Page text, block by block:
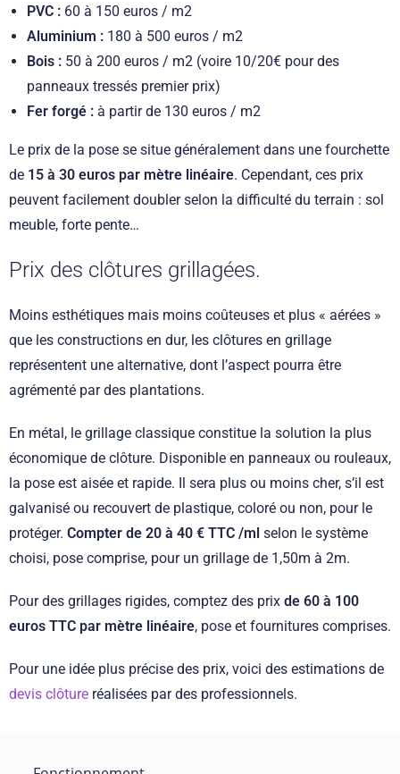
PVC : 60 à 150 euros / m2
Aluminium : 180 à 500 euros / m2
Bois : 50 à 200 euros / m2 (voire 10/20€ pour des
panneaux tressés premier prix)
Fer forgé : à partir de 130 euros / m2
Le prix de la pose se situe généralement dans une fourchette
de 15 à 30 euros par mètre linéaire. Cependant, ces prix
peuvent facilement doubler selon la difficulté du terrain : sol
meuble, forte pente…
Prix des clôtures grillagées.
Moins esthétiques mais moins coûteuses et plus « aérées »
que les constructions en dur, les clôtures en grillage
représentent une alternative, dont l’aspect pourra être
agrémenté par des plantations.
En métal, le grillage classique constitue la solution la plus
économique de clôture. Disponible en panneaux ou rouleaux,
la pose est aisée et rapide. Il sera plus ou moins cher, s’il est
galvanisé ou recouvert de plastique, coloré ou non, pour le
protéger. Compter de 20 à 40 € TTC /ml selon le système
choisi, pose comprise, pour un grillage de 1,50m à 2m.
Pour des grillages rigides, comptez des prix de 60 à 100
euros TTC par mètre linéaire, pose et fournitures comprises.
Pour une idée plus précise des prix, voici des estimations de
devis clôture réalisées par des professionnels.